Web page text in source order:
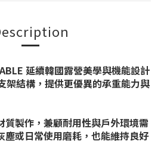
延續韓國露營美學與機能設計
架結構，提供更優異的承重能力與
質製作，兼顧耐用性與戶外環境需
塵或日常使用磨耗，也能維持良好